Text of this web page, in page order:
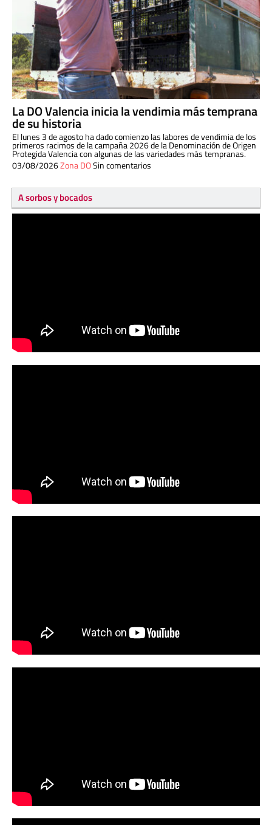
La DO Valencia inicia la vendimia más temprana
de su historia
El lunes 3 de agosto ha dado comienzo las labores de vendimia de los
primeros racimos de la campaña 2026 de la Denominación de Origen
Protegida Valencia con algunas de las variedades más tempranas.
03/08/2026Zona DOSin comentarios
A sorbos y bocados